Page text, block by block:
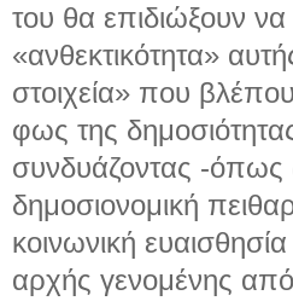
του θα επιδιώξουν
«ανθεκτικότητα»
στοιχεία» που
φως της
συνδυάζοντας -όπως
δημοσιονομική
κοινωνική
αρχής γενομένης